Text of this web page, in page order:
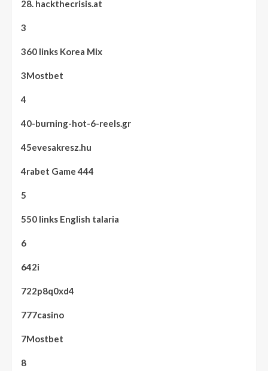
28. hackthecrisis.at
3
360 links Korea Mix
3Mostbet
4
40-burning-hot-6-reels.gr
45evesakresz.hu
4rabet Game 444
5
550 links English talaria
6
642i
722p8q0xd4
777casino
7Mostbet
8